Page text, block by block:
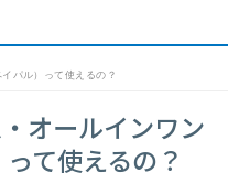
パル）って使えるの？
オールインワン
て使えるの？